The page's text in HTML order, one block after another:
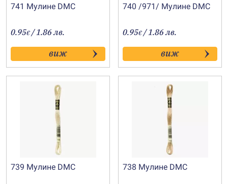
741 Мулине DMC
0.95€ / 1.86 лв.
виж
740 /971/ Мулине DMC
0.95€ / 1.86 лв.
виж
739 Мулине DMC 738 Мулине DMC